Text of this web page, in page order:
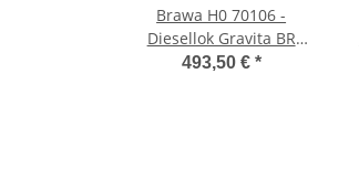
Brawa H0 70106 -
Diesellok Gravita BR
265 Sound (DB AG)
493,50 € *